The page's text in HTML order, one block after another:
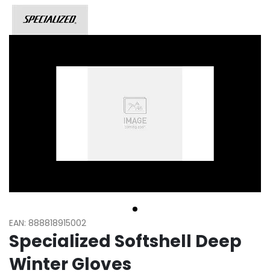
EAN: 888818915002
Specialized Softshell Deep
Winter Gloves